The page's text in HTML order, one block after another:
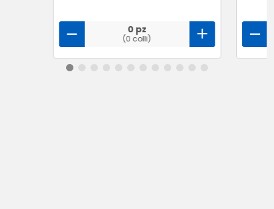
0 pz
(0 colli)